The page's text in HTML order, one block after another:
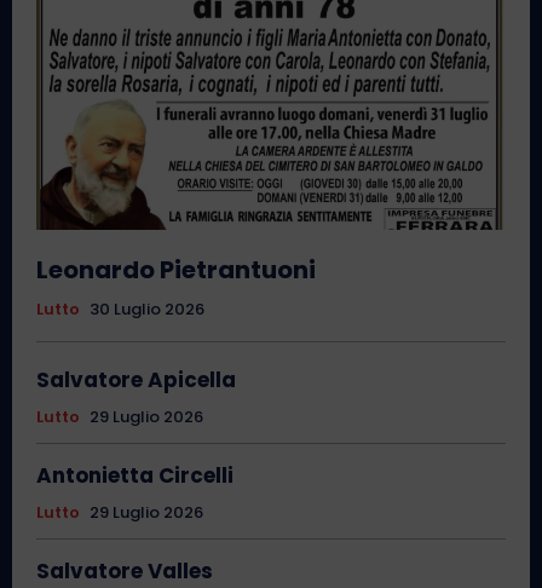
Leonardo Pietrantuoni
Lutto 30 Luglio 2026
Salvatore Apicella
Lutto 29 Luglio 2026
Antonietta Circelli
Lutto 29 Luglio 2026
Salvatore Valles